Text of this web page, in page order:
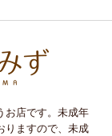
お店です。未成年
りますので、未成